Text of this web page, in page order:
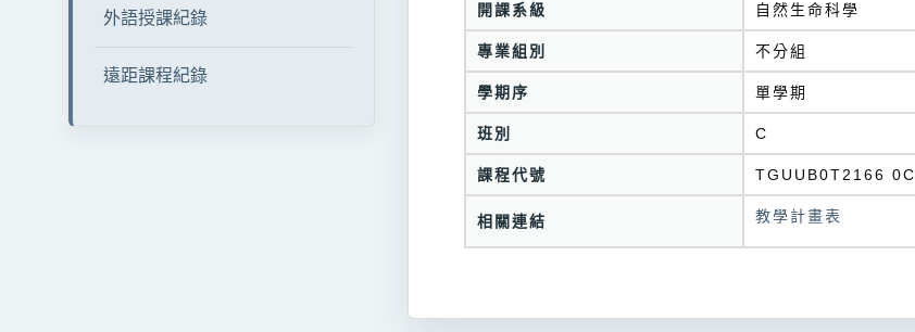
外語授課紀錄
遠距課程紀錄
開課系級 自然生命科學
專業組別 不分組
學期序 單學期
班別 C
課程代號 TGUUB0T2166 0C
相關連結 教學計畫表